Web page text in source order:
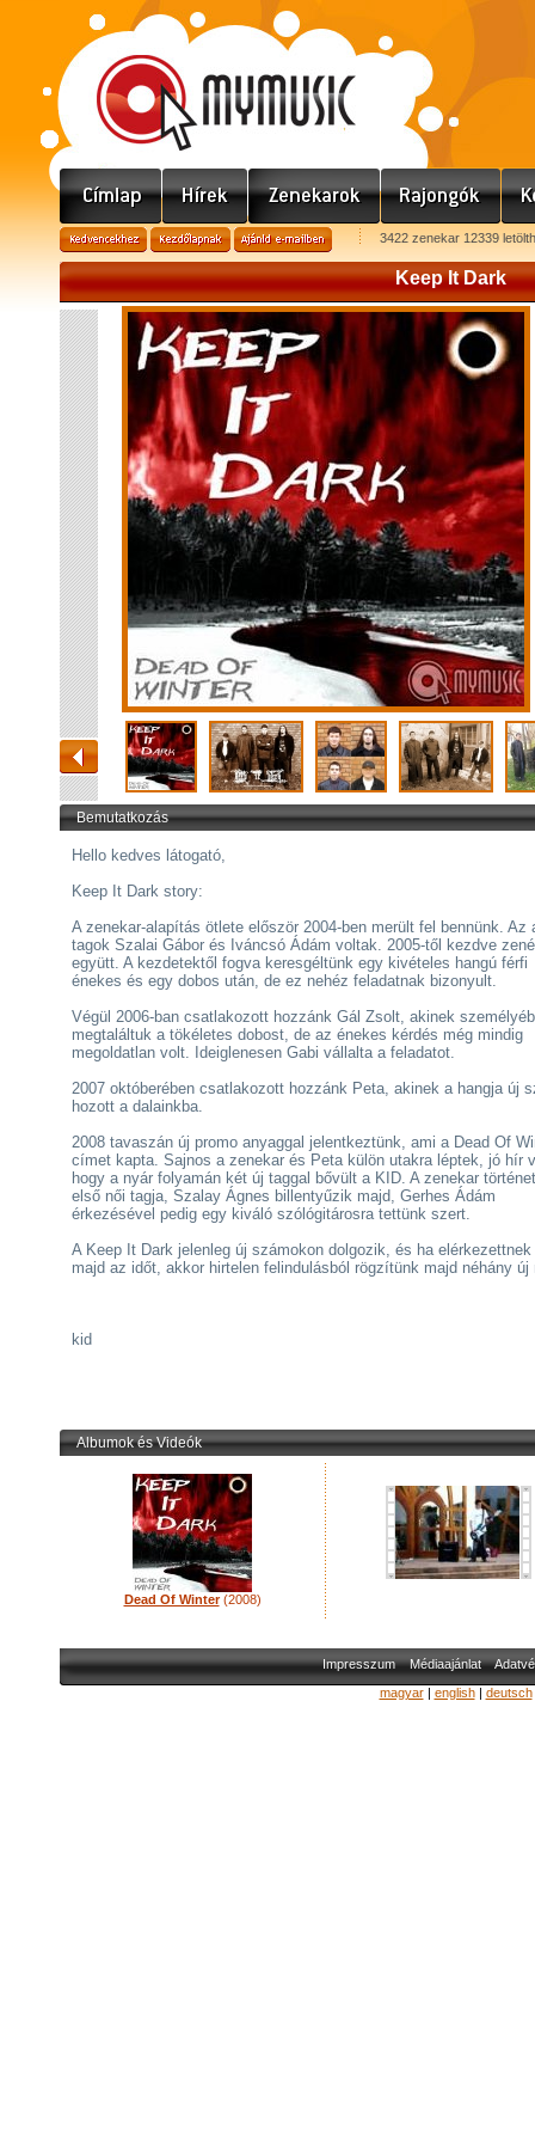
3422 zenekar 12339
Keep It Dark
Bemutatkozás
Hello kedves látogató,
Keep It Dark story:
A zenekar-alapítás ötlete először 2004-ben merült fel bennünk. Az
tagok Szalai Gábor és Iváncsó Ádám voltak. 2005-től kezdve
együtt. A kezdetektől fogva keresgéltünk egy kivételes hangú férfi
énekes és egy dobos után, de ez nehéz feladatnak bizonyult.
Végül 2006-ban csatlakozott hozzánk Gál Zsolt, akinek
megtaláltuk a tökéletes dobost, de az énekes kérdés még mindig
megoldatlan volt. Ideiglenesen Gabi vállalta a feladatot.
2007 októberében csatlakozott hozzánk Peta, akinek a hangja új
hozott a dalainkba.
2008 tavaszán új promo anyaggal jelentkeztünk, ami a Dead Of
címet kapta. Sajnos a zenekar és Peta külön utakra léptek, jó hír
hogy a nyár folyamán két új taggal bővült a KID. A zenekar
első női tagja, Szalay Ágnes billentyűzik majd, Gerhes Ádám
érkezésével pedig egy kiváló szólógitárosra tettünk szert.
A Keep It Dark jelenleg új számokon dolgozik, és ha
majd az időt, akkor hirtelen felindulásból rögzítünk majd néhány új
kid
Albumok és Videók
Dead Of Winter(2008)
Impresszum Médiaajánlat
magyar| english| deutsch